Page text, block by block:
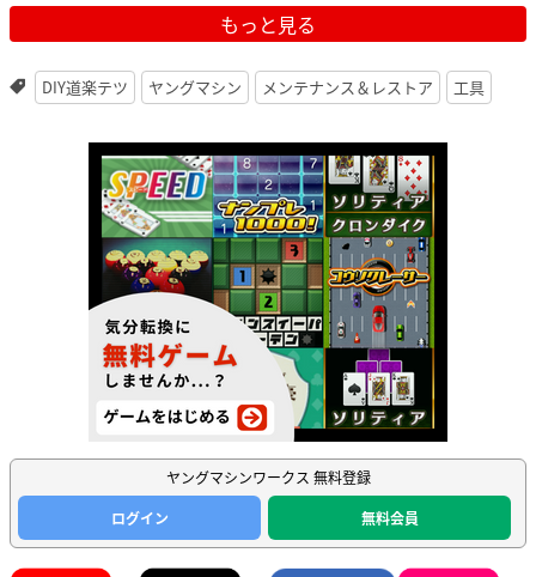
もっと見る
DIY道楽テツ ヤングマシン メンテナンス＆レストア 工具
ヤングマシンワークス 無料登録
ログイン
無料会員